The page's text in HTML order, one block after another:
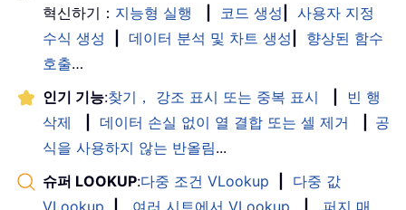
혁신하기： 지능형 실행 코드 생성
사용자 지정
수식 생성
데이터 분석 및 차트 생성
향상된 함수
호출…
인기 기능:찾기， 강조 표시 또는 중복 표시
빈 행
삭제
데이터 손실 없이 열 결합 또는 셀 제거
공
식을 사용하지 않는 반올림...
슈퍼 LOOKUP:다중 조건 VLookup
다중 값
VLookup
여러 시트에서 VLookup
퍼지 매